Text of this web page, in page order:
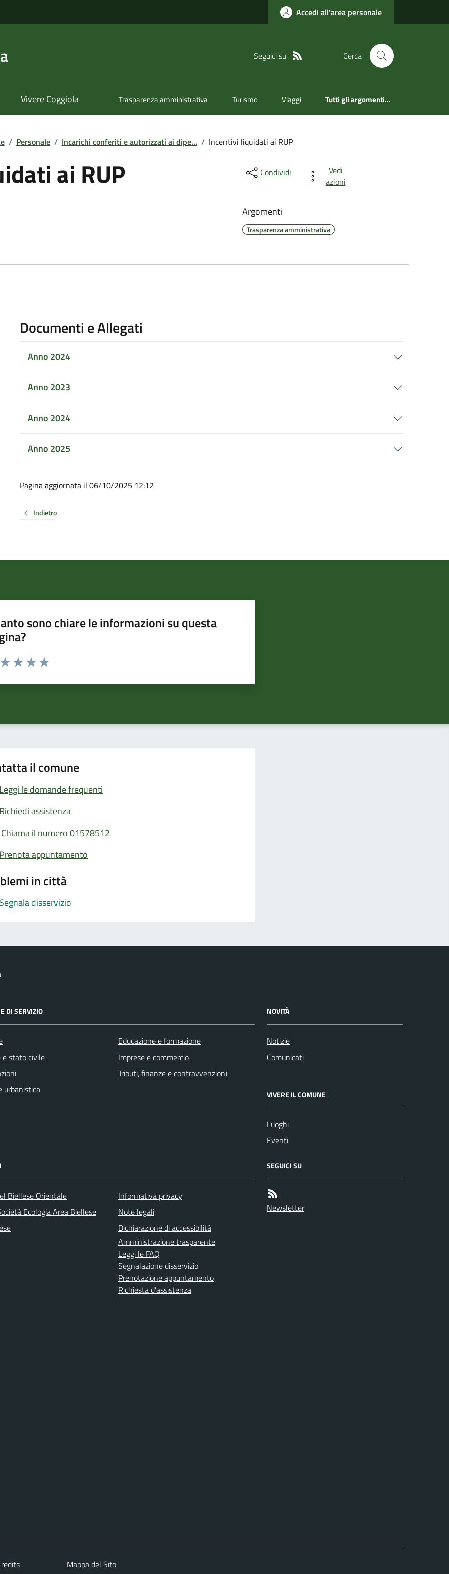
Accedi all'area personale
Seguici su Cerca
Vivere Coggiola Trasparenza amministrativa Turismo Viaggi Tutti gli argomenti...
/ Personale / Incarichi conferiti e autorizzati ai dipe... / Incentivi liquidati ai RUP
ai RUP Condividi
Vedi
azioni
Argomenti
Trasparenza amministrativa
Documenti e Allegati
Anno 2024
Anno 2023
Anno 2024
Anno 2025
Pagina aggiornata il 06/10/2025 12:12
Indietro
sono chiare le informazioni su questa
da 1 a 5 stelle la pagina
il comune
Leggi le domande frequenti
Richiedi assistenza
Chiama il numero 01578512
Prenota appuntamento
in città
Segnala disservizio
DI SERVIZIO
e stato civile
urbanistica
Educazione e formazione
Imprese e commercio
Tributi, finanze e contravvenzioni
NOVITÀ
Notizie
Comunicati
VIVERE IL COMUNE
Luoghi
Eventi
Biellese Orientale
Ecologia Area Biellese
Informativa privacy
Note legali
Dichiarazione di accessibilità
Amministrazione trasparente
Leggi le FAQ
Segnalazione disservizio
Prenotazione appuntamento
Richiesta d'assistenza
SEGUICI SU
Newsletter
Mappa del Sito